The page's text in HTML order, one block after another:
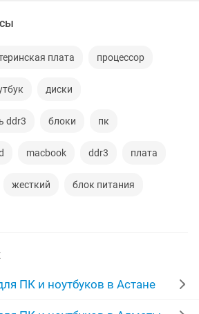
плата процессор
диски
ddr3 блоки пк
macbook ddr3 плата
жесткий блок питания
intel ноутбуки караганда
ПК и ноутбуков в Астане